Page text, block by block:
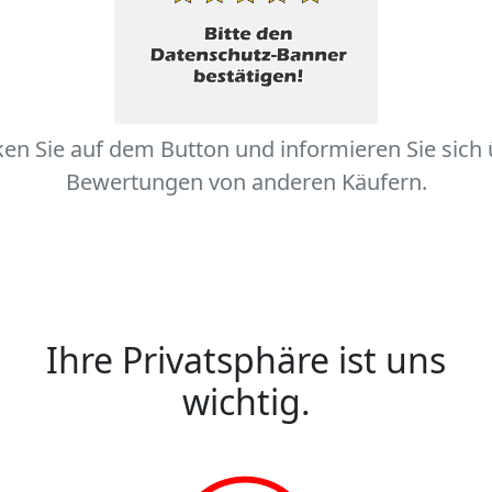
Sie auf dem Button und informieren Sie sich
Bewertungen von anderen Käufern.
Ihre Privatsphäre ist uns
wichtig.